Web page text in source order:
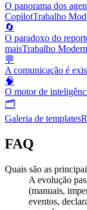
O panorama dos
CopilotTrabalho
🔄
O paradoxo do
maisTrabalho
💬
A comunicação é
🧠
O motor de
🗂️
Galeria de templates
FAQ
Quais são as
A evolução
(manuais,
eventos,